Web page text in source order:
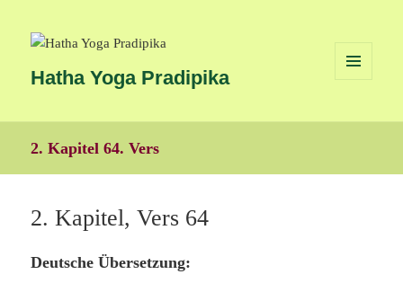
Hatha Yoga Pradipika
2. Kapitel 64. Vers
2. Kapitel, Vers 64
Deutsche Übersetzung: